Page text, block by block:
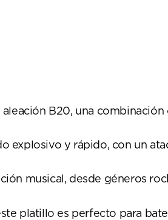
B20, una combinación
explosivo y rápido, con un
musical, desde géneros
platillo es perfecto para